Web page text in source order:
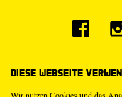
Diese Webseite